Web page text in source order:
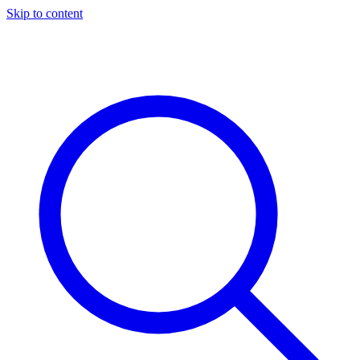
Skip to content